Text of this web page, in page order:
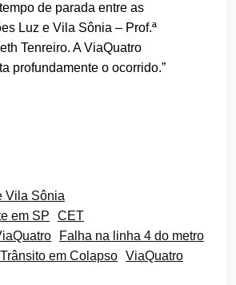
de parada entre as
Luz e Vila Sônia – Prof.ª
Tenreiro. A ViaQuatro
profundamente o ocorrido.”
Vila Sônia
em SP
CET
Falha na linha 4 do metro
Trânsito em Colapso ViaQuatro